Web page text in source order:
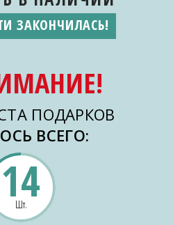
ЗАКОНЧИЛАСЬ!
ПОДАРКОВ
ВСЕГО:
14
Шт.